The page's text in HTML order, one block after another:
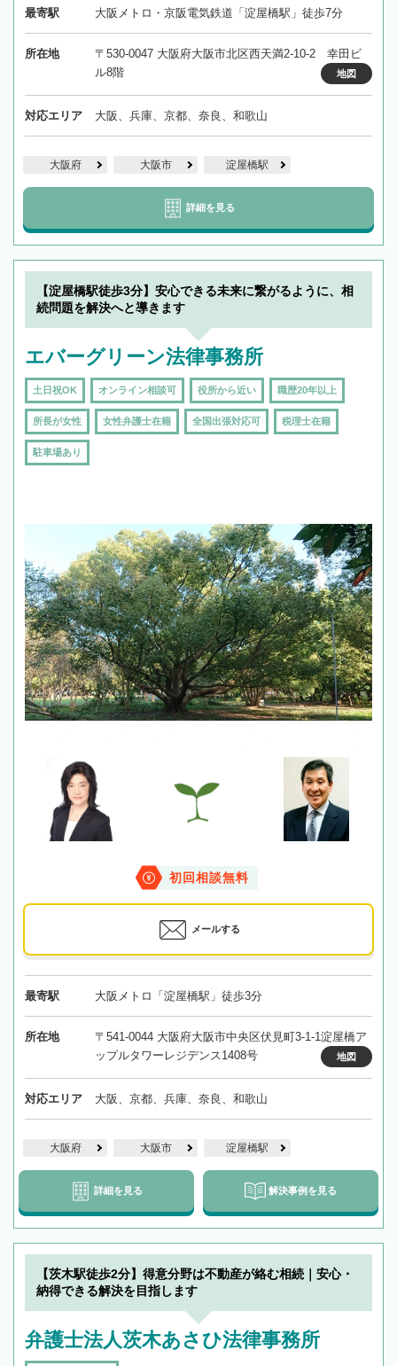
最寄駅 大阪メトロ・京阪電気鉄道「淀屋橋駅」徒歩7分
所在地
〒530-0047 大阪府大阪市北区西天満2-10-2 幸田ビ
ル8階
地図
対応エリア 大阪、兵庫、京都、奈良、和歌山
大阪府 大阪市 淀屋橋駅
詳細を見る
【淀屋橋駅徒歩3分】安心できる未来に繋がるように、相
続問題を解決へと導きます
エバーグリーン法律事務所
土日祝OK オンライン相談可 役所から近い 職歴20年以上
所長が女性 女性弁護士在籍 全国出張対応可 税理士在籍
駐車場あり
初回相談無料
メールする
最寄駅 大阪メトロ「淀屋橋駅」徒歩3分
所在地
〒541-0044 大阪府大阪市中央区伏見町3-1-1淀屋橋ア
ップルタワーレジデンス1408号
地図
対応エリア 大阪、京都、兵庫、奈良、和歌山
大阪府 大阪市 淀屋橋駅
詳細を見る 解決事例を見る
【茨木駅徒歩2分】得意分野は不動産が絡む相続｜安心・
納得できる解決を目指します
弁護士法人茨木あさひ法律事務所